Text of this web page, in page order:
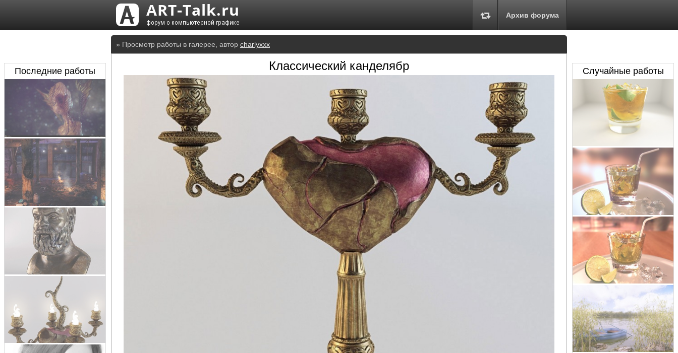
Архив форума
» Просмотр работы в галерее, автор charlyxxx
Классический канделябр
Последние работы Случайные работы